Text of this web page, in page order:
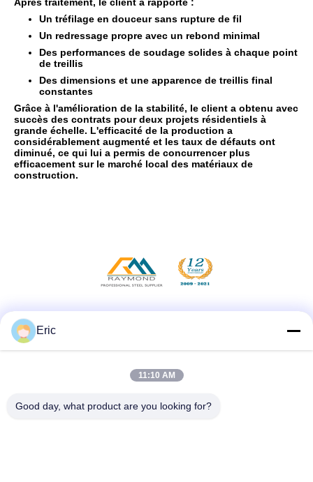
Un tréfilage en douceur sans rupture de fil
Un redressage propre avec un rebond minimal
Des performances de soudage solides à chaque point
de treillis
Des dimensions et une apparence de treillis final
constantes
Grâce à l'amélioration de la stabilité, le client a obtenu avec
succès des contrats pour deux projets résidentiels à
grande échelle. L'efficacité de la production a
considérablement augmenté et les taux de défauts ont
diminué, ce qui lui a permis de concurrencer plus
efficacement sur le marché local des matériaux de
construction.
Eric
11:10 AM
Good day, what product are you looking for?